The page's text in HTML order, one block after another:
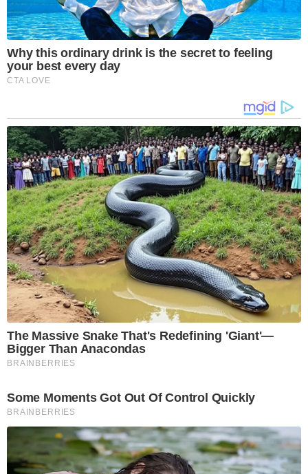
Why this ordinary drink is the secret to feeling
your best every day
CTA LOVE
The Massive Snake That's Redefining 'Giant'—
Bigger Than Anacondas
BRAINBERRIES
Some Moments Got Out Of Control Quickly
BRAINBERRIES